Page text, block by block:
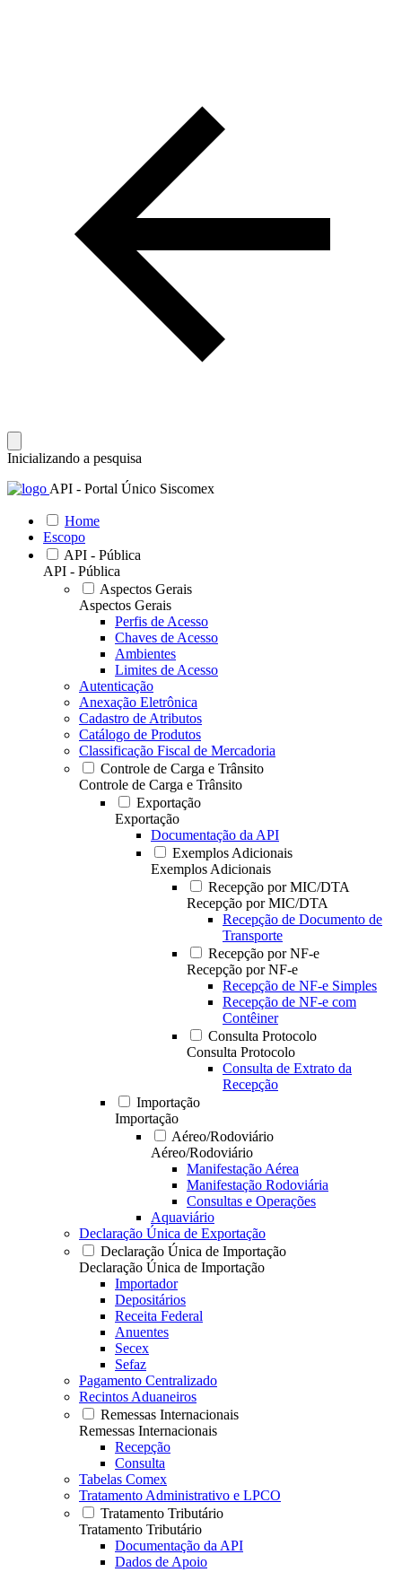
Inicializando a pesquisa
API - Portal Único Siscomex
Home
Escopo
API - Pública
API - Pública
Aspectos Gerais
Aspectos Gerais
Perfis de Acesso
Chaves de Acesso
Ambientes
Limites de Acesso
Autenticação
Anexação Eletrônica
Cadastro de Atributos
Catálogo de Produtos
Classificação Fiscal de Mercadoria
Controle de Carga e Trânsito
Controle de Carga e Trânsito
Exportação
Exportação
Documentação da API
Exemplos Adicionais
Exemplos Adicionais
Recepção por MIC/DTA
Recepção por MIC/DTA
Recepção de Documento de
Transporte
Recepção por NF-e
Recepção por NF-e
Recepção de NF-e Simples
Recepção de NF-e com
Contêiner
Consulta Protocolo
Consulta Protocolo
Consulta de Extrato da
Recepção
Importação
Importação
Aéreo/Rodoviário
Aéreo/Rodoviário
Manifestação Aérea
Manifestação Rodoviária
Consultas e Operações
Aquaviário
Declaração Única de Exportação
Declaração Única de Importação
Declaração Única de Importação
Importador
Depositários
Receita Federal
Anuentes
Secex
Sefaz
Pagamento Centralizado
Recintos Aduaneiros
Remessas Internacionais
Remessas Internacionais
Recepção
Consulta
Tabelas Comex
Tratamento Administrativo e LPCO
Tratamento Tributário
Tratamento Tributário
Documentação da API
Dados de Apoio